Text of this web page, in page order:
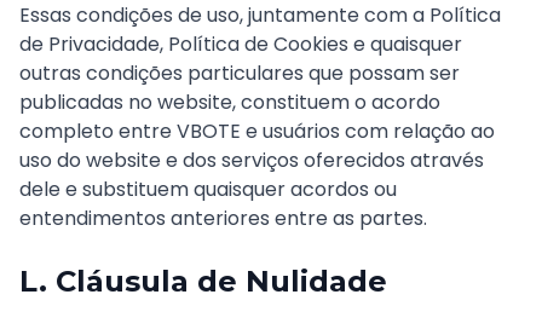
Essas condições de uso, juntamente com a Política
de Privacidade, Política de Cookies e quaisquer
outras condições particulares que possam ser
publicadas no website, constituem o acordo
completo entre VBOTE e usuários com relação ao
uso do website e dos serviços oferecidos através
dele e substituem quaisquer acordos ou
entendimentos anteriores entre as partes.
L. Cláusula de Nulidade